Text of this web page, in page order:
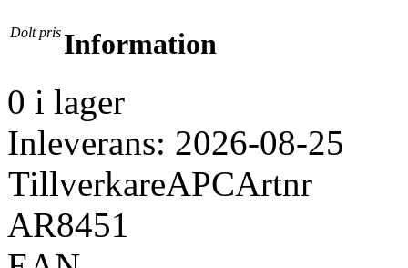
Dolt pris Information
0 i lager
Inleverans: 2026-08-25
TillverkareAPCArtnr
AR8451